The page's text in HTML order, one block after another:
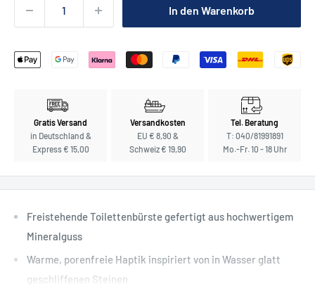
In den Warenkorb
Gratis Versand
in Deutschland &
Express € 15,00
Versandkosten
EU € 8,90 &
Schweiz € 19,90
Tel. Beratung
T: 040/81991891
Mo.-Fr. 10 - 18 Uhr
Freistehende Toilettenbürste gefertigt aus hochwertigem
Mineralguss
Warme, porenfreie Haptik inspiriert von in Wasser glatt
geschliffenen Steinen